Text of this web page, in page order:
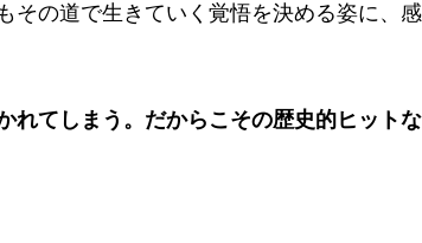
その道で生きていく覚悟を決める姿に、
れてしまう。だからこその歴史的ヒット